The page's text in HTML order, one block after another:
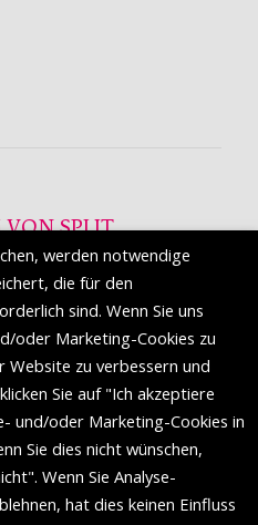
VON SPLIT
Einkaufsziel mit
und einer Reihe von
Mal in Split erscheinen.
werden notwendige
die für den
sind. Wenn Sie uns
oder Marketing-Cookies zu
zu verbessern und
Sie auf "Ich akzeptiere
und/oder Marketing-Cookies in
Sie dies nicht wünschen,
Wenn Sie Analyse-
hat dies keinen Einfluss